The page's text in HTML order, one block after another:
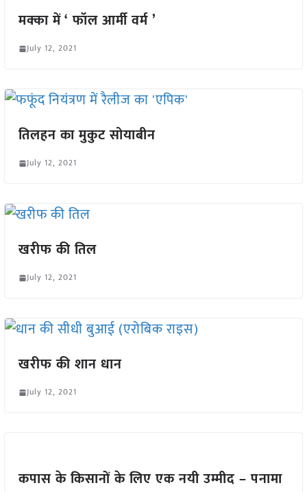
मक्का में ‘ फॉल आर्मी वर्म ’
July 12, 2021
तिलहन का मुकुट सोयाबीन
July 12, 2021
खरीफ की तिल
July 12, 2021
खरीफ की शान धान
July 12, 2021
कपास के किसानों के लिए एक नयी उम्मीद – पनामा